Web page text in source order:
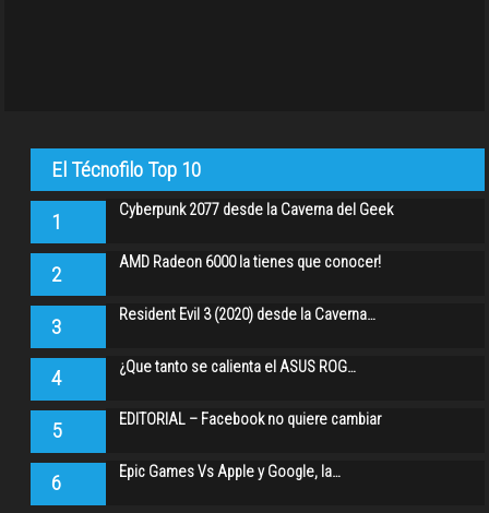
El Técnofilo Top 10
1 Cyberpunk 2077 desde la Caverna del Geek
2 AMD Radeon 6000 la tienes que conocer!
3 Resident Evil 3 (2020) desde la Caverna…
4 ¿Que tanto se calienta el ASUS ROG…
5 EDITORIAL – Facebook no quiere cambiar
6 Epic Games Vs Apple y Google, la…